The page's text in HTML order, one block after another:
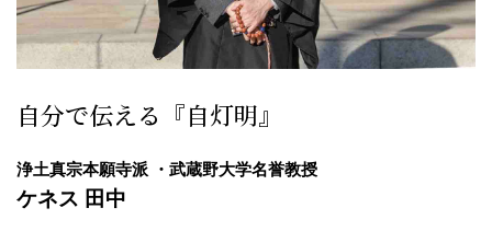
自分で伝える『自灯明』
浄土真宗本願寺派 ・武蔵野大学名誉教授
ケネス 田中